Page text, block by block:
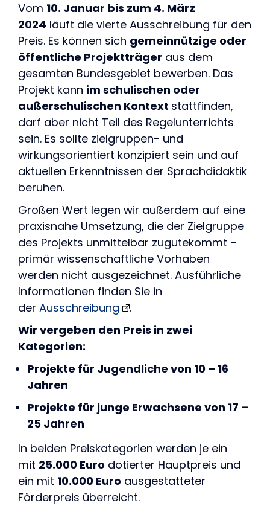
Vom 10. Januar bis zum 4. März
2024 läuft die vierte Ausschreibung für den
Preis. Es können sich gemeinnützige oder
öffentliche Projektträger aus dem
gesamten Bundesgebiet bewerben. Das
Projekt kann im schulischen oder
außerschulischen Kontext stattfinden,
darf aber nicht Teil des Regelunterrichts
sein. Es sollte zielgruppen- und
wirkungsorientiert konzipiert sein und auf
aktuellen Erkenntnissen der Sprachdidaktik
beruhen.
Großen Wert legen wir außerdem auf eine
praxisnahe Umsetzung, die der Zielgruppe
des Projekts unmittelbar zugutekommt –
primär wissenschaftliche Vorhaben
werden nicht ausgezeichnet. Ausführliche
Informationen finden Sie in
der Ausschreibung
.
Wir vergeben den Preis in zwei
Kategorien:
Projekte für Jugendliche von 10 – 16
Jahren
Projekte für junge Erwachsene von 17 –
25 Jahren
In beiden Preiskategorien werden je ein
mit 25.000 Euro dotierter Hauptpreis und
ein mit 10.000 Euro ausgestatteter
Förderpreis überreicht.